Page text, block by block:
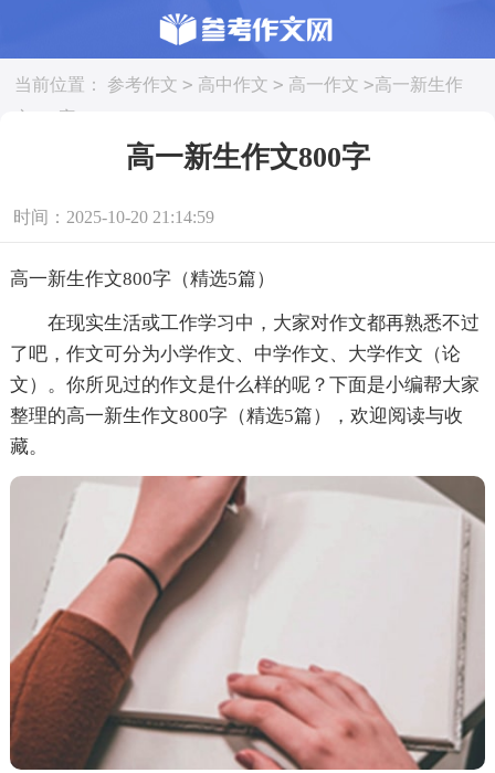
当前位置： 参考作文 > 高中作文 > 高一作文 >高一新生作
文800字
高一新生作文800字
时间：2025-10-20 21:14:59
高一新生作文800字（精选5篇）
在现实生活或工作学习中，大家对作文都再熟悉不过
了吧，作文可分为小学作文、中学作文、大学作文（论
文）。你所见过的作文是什么样的呢？下面是小编帮大家
整理的高一新生作文800字（精选5篇），欢迎阅读与收
藏。